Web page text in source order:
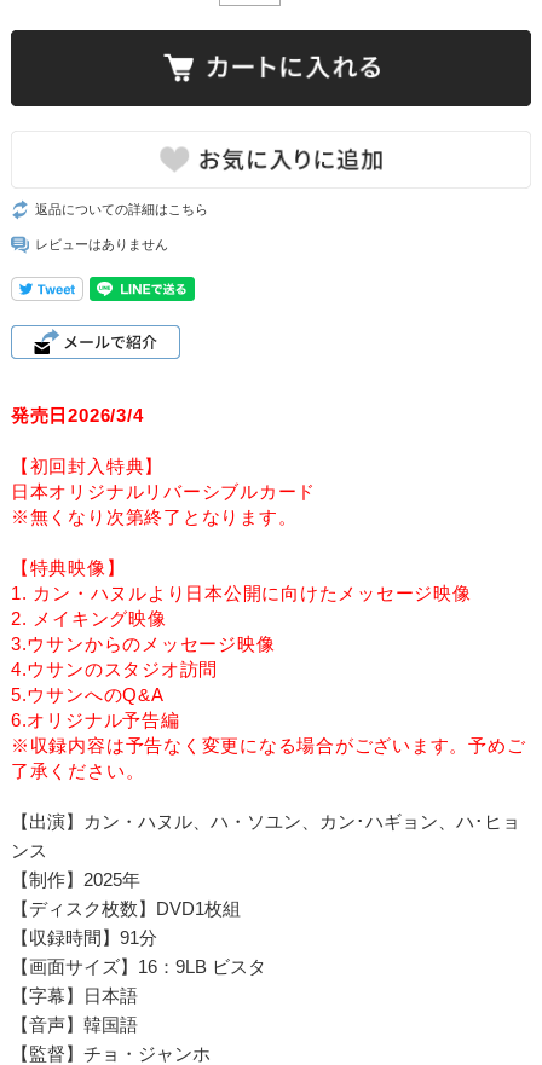
返品についての詳細はこちら
レビューはありません
発売日2026/3/4
【初回封入特典】
日本オリジナルリバーシブルカード
※無くなり次第終了となります。
【特典映像】
1. カン・ハヌルより日本公開に向けたメッセージ映像
2. メイキング映像
3.ウサンからのメッセージ映像
4.ウサンのスタジオ訪問
5.ウサンへのQ&A
6.オリジナル予告編
※収録内容は予告なく変更になる場合がございます。予めご
了承ください。
【出演】カン・ハヌル、ハ・ソユン、カン･ハギョン、ハ･ヒョ
ンス
【制作】2025年
【ディスク枚数】DVD1枚組
【収録時間】91分
【画面サイズ】16：9LB ビスタ
【字幕】日本語
【音声】韓国語
【監督】チョ・ジャンホ